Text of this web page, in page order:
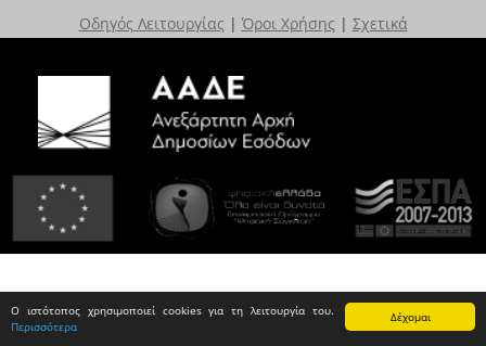
Δέχομαι
Ο ιστότοπος χρησιμοποιεί cookies για τη λειτουργία του.
Περισσότερα
Οδηγός Λειτουργίας | Όροι Χρήσης | Σχετικά